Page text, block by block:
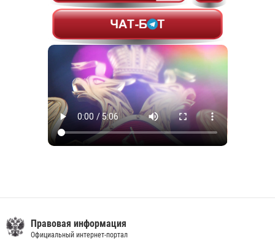
Правовая информация
Официальный интернет-портал